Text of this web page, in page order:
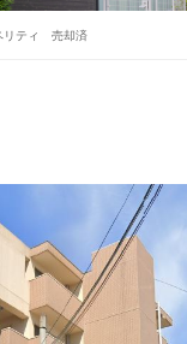
リティ 売却済